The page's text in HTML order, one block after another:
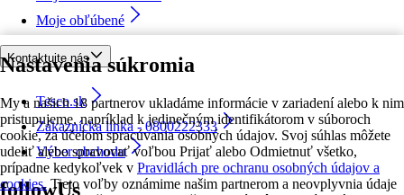
Nastavenia súkromia
My a našich 18 partnerov ukladáme informácie v zariadení alebo k nim
pristupujeme, napríklad k jedinečným identifikátorom v súboroch
cookie, za účelom spracúvania osobných údajov. Svoj súhlas môžete
udeliť alebo spravovať voľbou Prijať alebo Odmietnuť všetko,
prípadne kedykoľvek v Pravidlách pre ochranu osobných údajov a
cookies. Tieto voľby oznámime našim partnerom a neovplyvnia údaje
Moje obľúbené
Kontaktujte nás
Tesco.sk
Zákaznícka linka - 0800222333
Výber obchodu
followUs